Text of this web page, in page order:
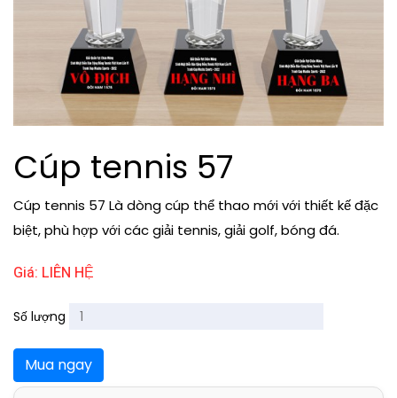
Cúp tennis 57
Cúp tennis 57 Là dòng cúp thể thao mới với thiết kế đặc
biệt, phù hợp với các giải tennis, giải golf, bóng đá.
Giá: LIÊN HỆ
Số lượng
Mua ngay